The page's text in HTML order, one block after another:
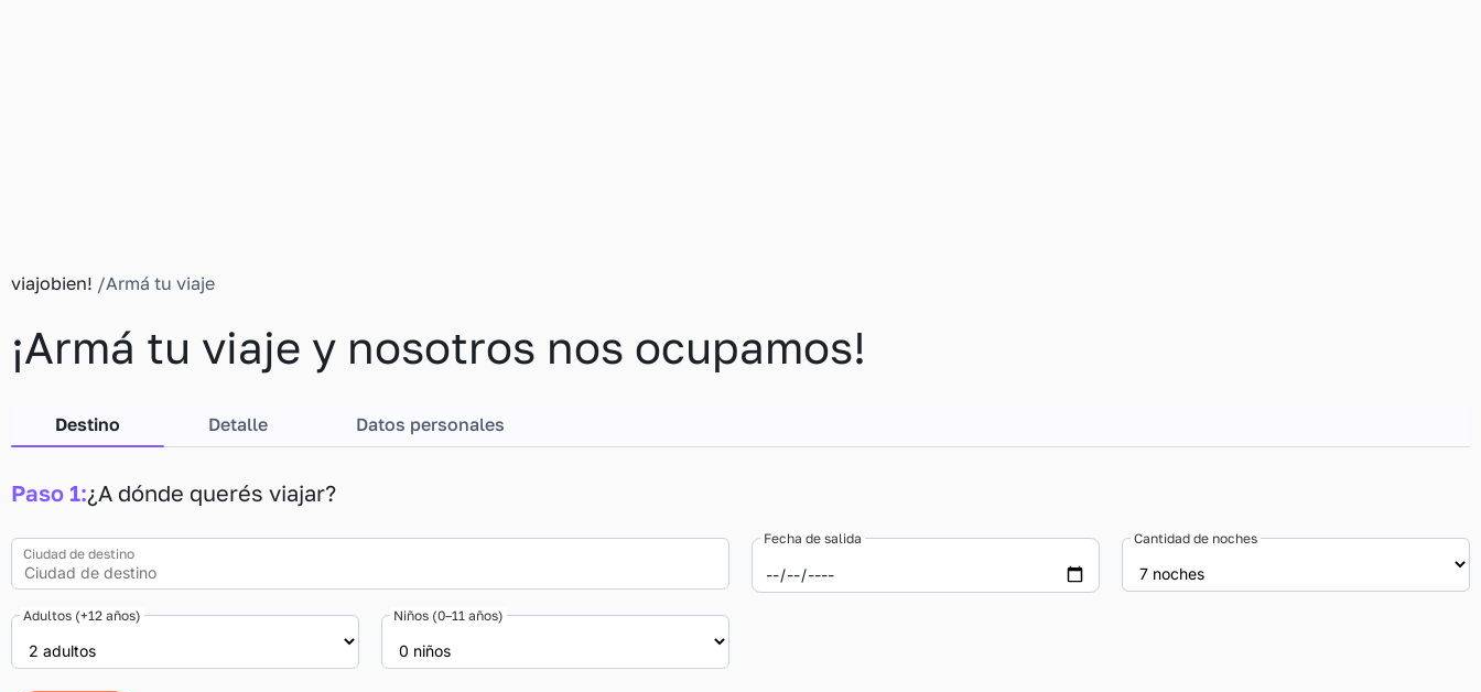
viajobien! /Armá tu viaje
¡Armá tu viaje y nosotros nos ocupamos!
Destino Detalle Datos personales
Paso 1:¿A dónde querés viajar?
Ciudad de destino
Fecha de salida Cantidad de noches
Adultos (+12 años) Niños (0–11 años)